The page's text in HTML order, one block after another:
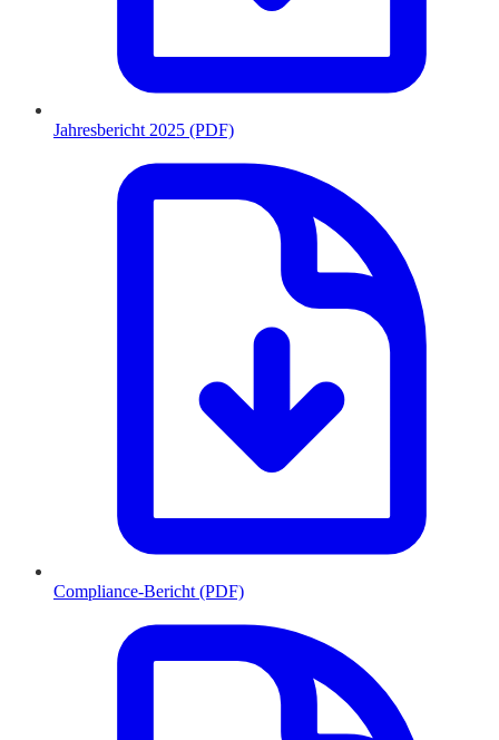
Jahresbericht 2025 (PDF)
Compliance-Bericht (PDF)